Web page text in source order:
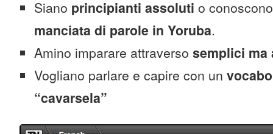
Siano principianti assoluti o
manciata di parole in Yoruba.
Amino imparare attraverso semplici
Vogliano parlare e capire con un
“cavarsela”